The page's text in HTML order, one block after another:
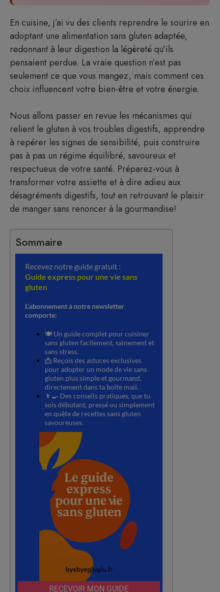
En cuisine, j’ai vu des clients reprendre le sourire en
adoptant une alimentation sans gluten adaptée,
redonnant à leur digestion la légèreté qu’ils
pensaient perdue. La vraie question n’est pas
seulement ce que vous mangez, mais comment ces
choix influencent votre bien-être et votre énergie.
Nous allons passer en revue les mécanismes qui
relient le gluten à vos troubles digestifs, apprendre
à repérer les signes de sensibilité, puis construire
pas à pas un régime équilibré, savoureux et
respectueux de votre santé. Préparez-vous à
transformer votre assiette et à dire adieu aux
désagréments digestifs, tout en retrouvant le plaisir
de manger sans renoncer à la gourmandise!
Sommaire